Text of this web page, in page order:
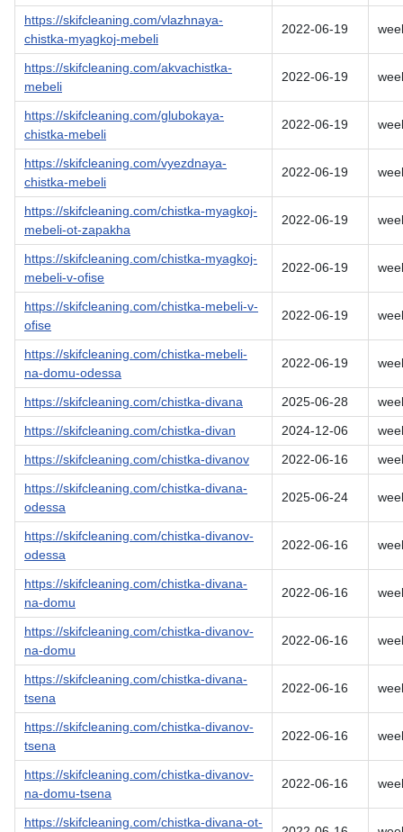
https://skifcleaning.com/vlazhnaya-
chistka-myagkoj-mebeli
2022-06-19
https://skifcleaning.com/akvachistka-
mebeli
2022-06-19
https://skifcleaning.com/glubokaya-
chistka-mebeli
2022-06-19
https://skifcleaning.com/vyezdnaya-
chistka-mebeli
2022-06-19
https://skifcleaning.com/chistka-myagkoj-
mebeli-ot-zapakha
2022-06-19
https://skifcleaning.com/chistka-myagkoj-
mebeli-v-ofise
2022-06-19
https://skifcleaning.com/chistka-mebeli-v-
ofise
2022-06-19
https://skifcleaning.com/chistka-mebeli-
na-domu-odessa
2022-06-19
https://skifcleaning.com/chistka-divana 2025-06-28
https://skifcleaning.com/chistka-divan
2024-12-06
https://skifcleaning.com/chistka-divanov
2022-06-16
https://skifcleaning.com/chistka-divana-
odessa
2025-06-24
https://skifcleaning.com/chistka-divanov-
odessa
2022-06-16
https://skifcleaning.com/chistka-divana-
na-domu
2022-06-16
https://skifcleaning.com/chistka-divanov-
na-domu
2022-06-16
https://skifcleaning.com/chistka-divana-
tsena
2022-06-16
https://skifcleaning.com/chistka-divanov-
tsena
2022-06-16
https://skifcleaning.com/chistka-divanov-
na-domu-tsena
2022-06-16
https://skifcleaning.com/chistka-divana-ot-